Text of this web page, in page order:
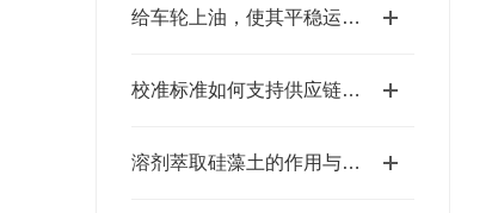
给车轮上油，使其平稳运行——润滑油
校准标准如何支持供应链中的优质产品
溶剂萃取硅藻土的作用与使用要求